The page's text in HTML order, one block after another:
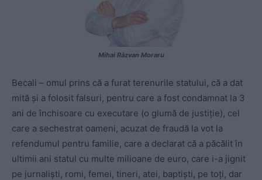
Mihai Răzvan Moraru
Becali – omul prins că a furat terenurile statului, că a dat
mită și a folosit falsuri, pentru care a fost condamnat la 3
ani de închisoare cu executare (o glumă de justiție), cel
care a sechestrat oameni, acuzat de fraudă la vot la
refendumul pentru familie, care a declarat că a păcălit în
ultimii ani statul cu multe milioane de euro, care i-a jignit
pe jurnaliști, romi, femei, tineri, atei, baptiști, pe toți, dar